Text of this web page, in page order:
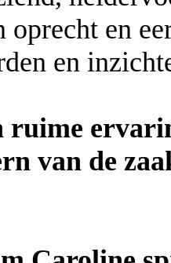
oprecht en
en
van de